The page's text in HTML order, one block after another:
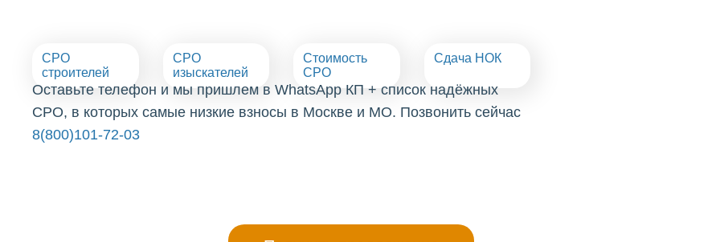
СРО
строителей
СРО
изыскателей
Стоимость
СРО
Сдача НОК
Оставьте телефон и мы пришлем в WhatsApp КП + список надёжных
СРО, в которых самые низкие взносы в Москве и МО. Позвонить сейчас
8(800)101-72-03